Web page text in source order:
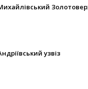
узвіз